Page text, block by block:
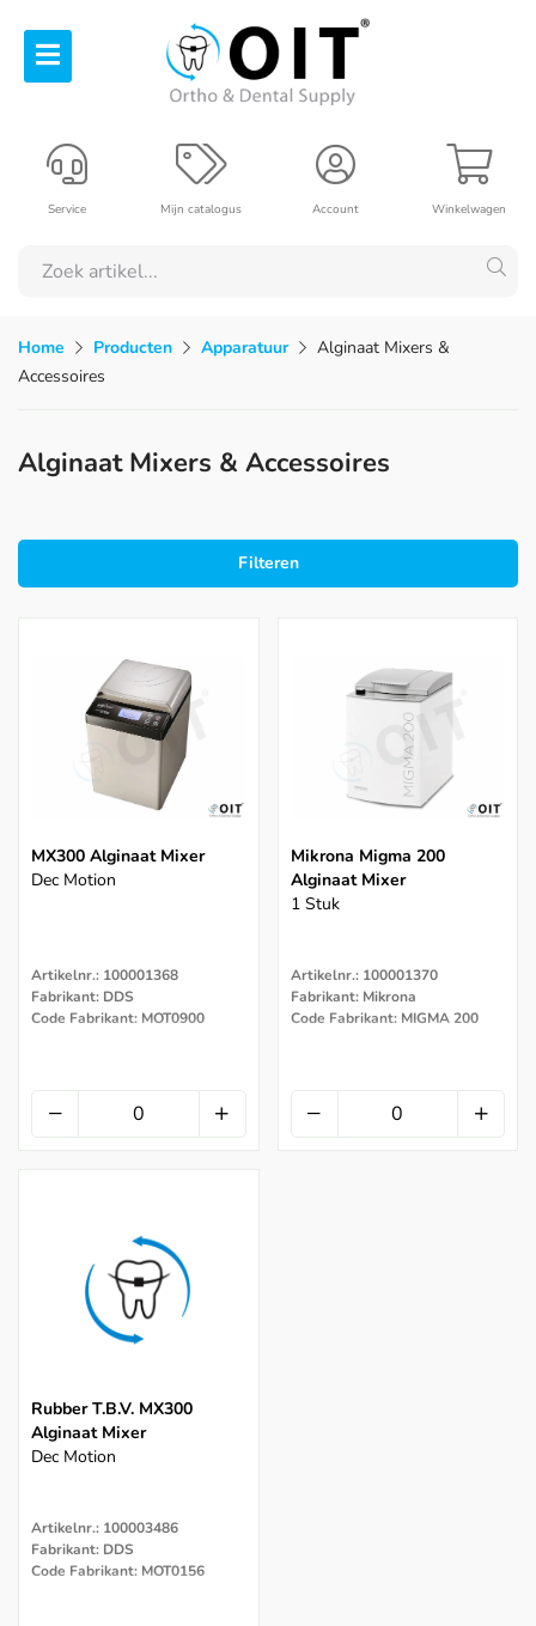
Winkelwagen
Account
Mijn catalogus
Service
Home Producten Apparatuur
Alginaat Mixers &
Accessoires
Alginaat Mixers & Accessoires
Filteren
MX300 Alginaat Mixer
Dec Motion
Artikelnr.: 100001368
Fabrikant: DDS
Code Fabrikant: MOT0900
Mikrona Migma 200
Alginaat Mixer
1 Stuk
Artikelnr.: 100001370
Fabrikant: Mikrona
Code Fabrikant: MIGMA 200
Rubber T.b.v. MX300
Alginaat Mixer
Dec Motion
Artikelnr.: 100003486
Fabrikant: DDS
Code Fabrikant: MOT0156